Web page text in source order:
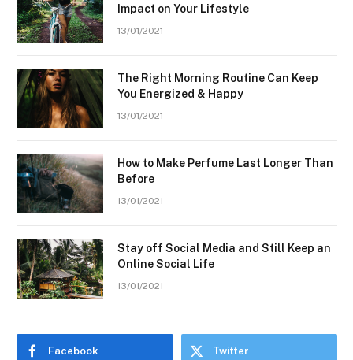
Impact on Your Lifestyle
13/01/2021
The Right Morning Routine Can Keep
You Energized & Happy
13/01/2021
How to Make Perfume Last Longer Than
Before
13/01/2021
Stay off Social Media and Still Keep an
Online Social Life
13/01/2021
Facebook Twitter